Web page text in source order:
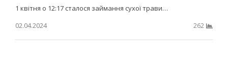
1 квітня о 12:17 сталося займання сухої трави…
02.04.2024
262